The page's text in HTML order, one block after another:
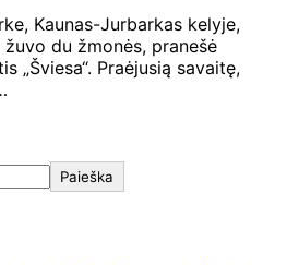
Kaunas-Jurbarkas kelyje,
du žmonės, pranešė
„Šviesa“. Praėjusią savaitę,
Paieška